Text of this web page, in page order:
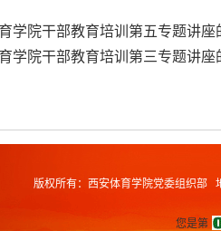
学院干部教育培训第五专题讲座
学院干部教育培训第三专题讲座
版权所有：西安体育学院党委组织部
您是第